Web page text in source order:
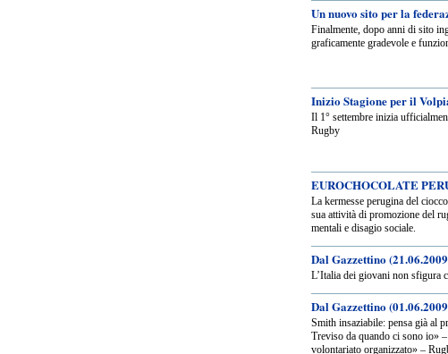
Un nuovo sito per la
Finalmente, dopo anni di sito
graficamente gradevole e
Inizio Stagione per il
Il 1° settembre inizia
Rugby
EUROCHOCOLATE
La kermesse perugina del
sua attività di promozione del
mentali e disagio sociale.
Dal Gazzettino
L’Italia dei giovani non sfigura
Dal Gazzettino
Smith insaziabile: pensa già al
Treviso da quando ci sono io»
volontariato organizzato» –